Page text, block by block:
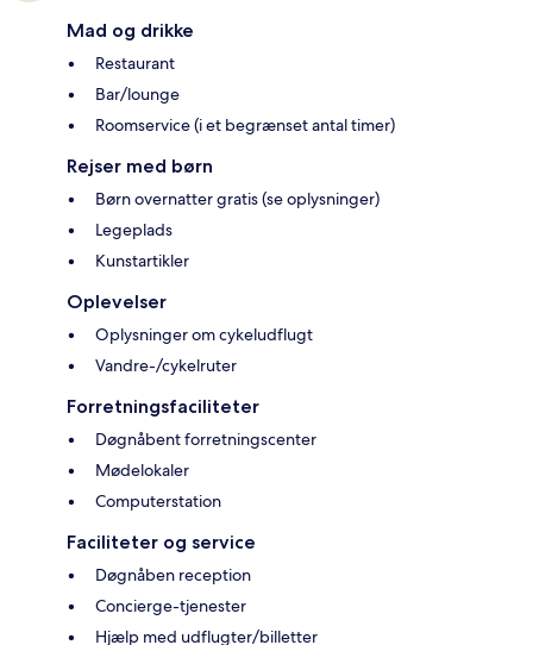
Mad og drikke
Restaurant
Bar/lounge
Roomservice (i et begrænset antal timer)
Rejser med børn
Børn overnatter gratis (se oplysninger)
Legeplads
Kunstartikler
Oplevelser
Oplysninger om cykeludflugt
Vandre-/cykelruter
Forretningsfaciliteter
Døgnåbent forretningscenter
Mødelokaler
Computerstation
Faciliteter og service
Døgnåben reception
Concierge-tjenester
Hjælp med udflugter/billetter